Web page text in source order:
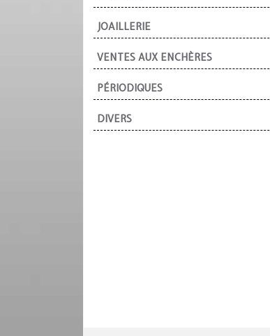
JOAILLERIE
VENTES AUX ENCHÈRES
PÉRIODIQUES
DIVERS